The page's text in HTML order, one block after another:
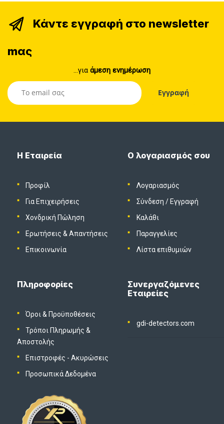
Κάντε εγγραφή στο newsletter
mας
...για άμεση ενημέρωση
Η Εταιρεία
Προφίλ
Για Επιχειρήσεις
Χονδρική Πώληση
Ερωτήσεις & Απαντήσεις
Επικοινωνία
Ο λογαριασμός σου
Λογαριασμός
Σύνδεση / Εγγραφή
Καλάθι
Παραγγελίες
Λίστα επιθυμιών
Πληροφορίες
Όροι & Προϋποθέσεις
Τρόποι Πληρωμής &
Αποστολής
Επιστροφές - Ακυρώσεις
Προσωπικά Δεδομένα
Συνεργαζόμενες
Εταιρείες
gdi-detectors.com